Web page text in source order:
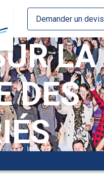
Demander un devis
LA
DES